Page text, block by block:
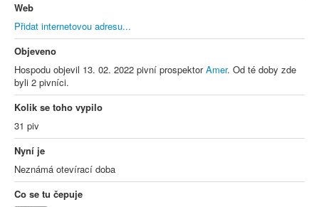
Web
Přidat internetovou adresu...
Objeveno
Hospodu objevil 13. 02. 2022 pivní prospektorAmer. Od té doby zde
byli 2 pivníci.
Kolik se toho vypilo
31 piv
Nyní je
Neznámá otevírací doba
Co se tu čepuje